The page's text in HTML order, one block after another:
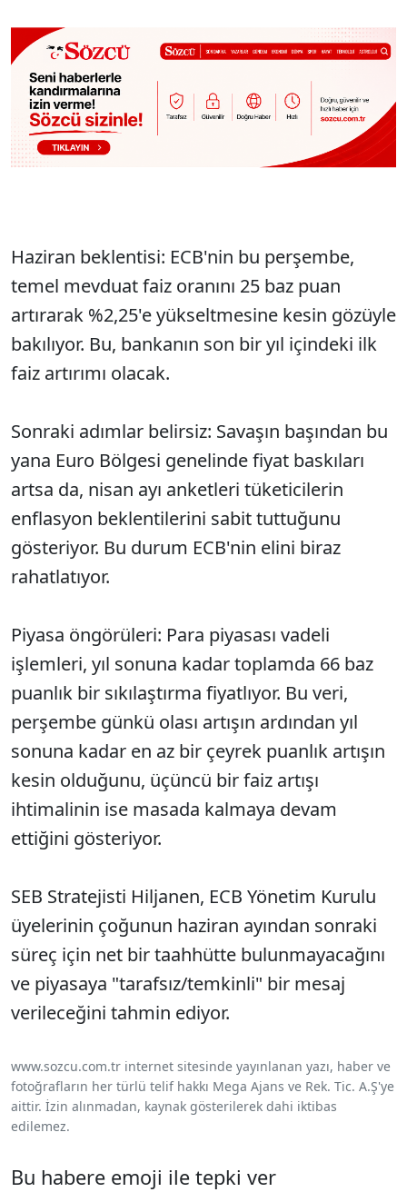
Haziran beklentisi: ECB'nin bu perşembe,
temel mevduat faiz oranını 25 baz puan
artırarak %2,25'e yükseltmesine kesin gözüyle
bakılıyor. Bu, bankanın son bir yıl içindeki ilk
faiz artırımı olacak.
Sonraki adımlar belirsiz: Savaşın başından bu
yana Euro Bölgesi genelinde fiyat baskıları
artsa da, nisan ayı anketleri tüketicilerin
enflasyon beklentilerini sabit tuttuğunu
gösteriyor. Bu durum ECB'nin elini biraz
rahatlatıyor.
Piyasa öngörüleri: Para piyasası vadeli
işlemleri, yıl sonuna kadar toplamda 66 baz
puanlık bir sıkılaştırma fiyatlıyor. Bu veri,
perşembe günkü olası artışın ardından yıl
sonuna kadar en az bir çeyrek puanlık artışın
kesin olduğunu, üçüncü bir faiz artışı
ihtimalinin ise masada kalmaya devam
ettiğini gösteriyor.
SEB Stratejisti Hiljanen, ECB Yönetim Kurulu
üyelerinin çoğunun haziran ayından sonraki
süreç için net bir taahhütte bulunmayacağını
ve piyasaya "tarafsız/temkinli" bir mesaj
verileceğini tahmin ediyor.
www.sozcu.com.tr internet sitesinde yayınlanan yazı, haber ve
fotoğrafların her türlü telif hakkı Mega Ajans ve Rek. Tic. A.Ş'ye
aittir. İzin alınmadan, kaynak gösterilerek dahi iktibas
edilemez.
Bu habere emoji ile tepki ver